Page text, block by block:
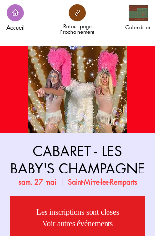
Accueil Calendrier
Retour page
Prochainement
CABARET - LES
BABY'S CHAMPAGNE
sam. 27 mai
  |
Saint-Mitre-les-Remparts
Les inscriptions sont closes
Voir autres événements